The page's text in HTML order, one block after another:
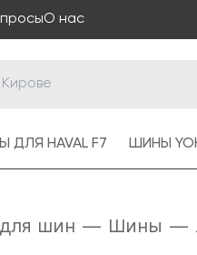
О нас
ДЛЯ HAVAL F7 ШИНЫ
шин — Шины —